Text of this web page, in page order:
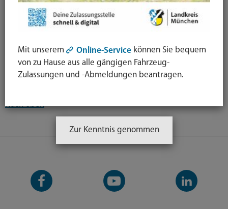
Newsarchiv
Kein Eintrag vorhanden.
Nach oben
Facebook-
Seite
YouTube-
Kanal
LinkedIn-
Kanal
Mit unserem Online-Service können Sie bequem
von zu Hause aus alle gängigen Fahrzeug-
Zulassungen und -Abmeldungen beantragen.
Zur Kenntnis genommen